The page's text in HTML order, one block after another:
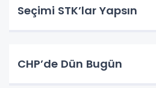
Seçimi STK’lar Yapsın
CHP’de Dün Bugün